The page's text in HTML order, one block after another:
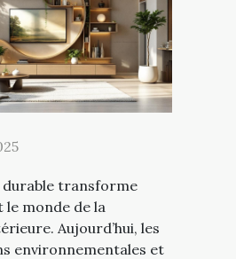
durable transforme
monde de la
Aujourd’hui, les
environnementales et